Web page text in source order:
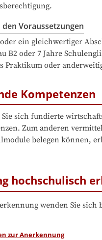
Voraussetzungen
Praktikum oder
Kompetenzen
sich fundierte
Zum anderen
belegen können,
hochschulisch
wenden Sie
zur Anerkennung